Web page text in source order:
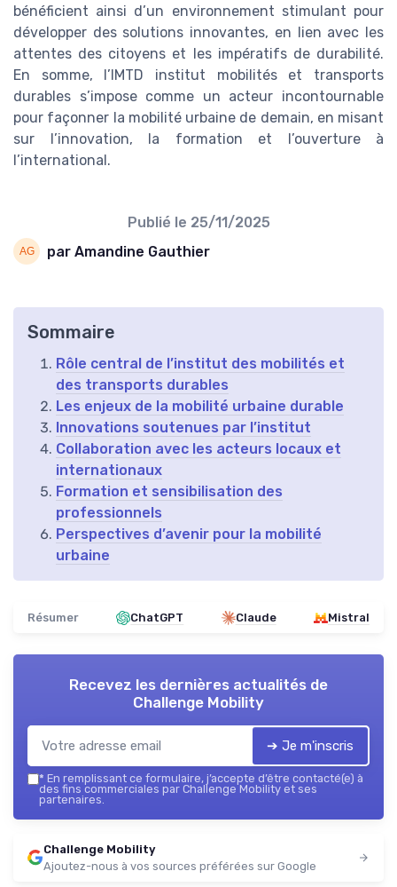
bénéficient ainsi d’un environnement stimulant pour
développer des solutions innovantes, en lien avec les
attentes des citoyens et les impératifs de durabilité.
En somme, l’IMTD institut mobilités et transports
durables s’impose comme un acteur incontournable
pour façonner la mobilité urbaine de demain, en misant
sur l’innovation, la formation et l’ouverture à
l’international.
Publié le 25/11/2025
par Amandine Gauthier
Sommaire
Rôle central de l’institut des mobilités et
des transports durables
Les enjeux de la mobilité urbaine durable
Innovations soutenues par l’institut
Collaboration avec les acteurs locaux et
internationaux
Formation et sensibilisation des
professionnels
Perspectives d’avenir pour la mobilité
urbaine
Résumer ChatGPT Claude Mistral
Recevez les dernières actualités de
Challenge Mobility
➔ Je m'inscris
* En remplissant ce formulaire, j’accepte d’être contacté(e) à
des fins commerciales par Challenge Mobility et ses
partenaires.
Challenge Mobility
Ajoutez-nous à vos sources préférées sur Google